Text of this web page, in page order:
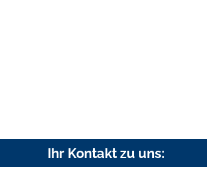
Ihr Kontakt zu uns: